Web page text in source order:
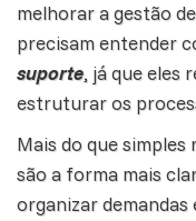
melhorar a gestão
precisam entender
suporte, já que eles
estruturar os
Mais do que simples
são a forma mais
organizar